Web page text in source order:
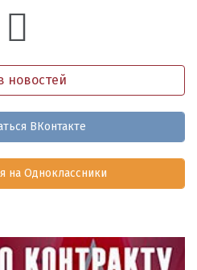
новостей
ВКонтакте
на Одноклассники